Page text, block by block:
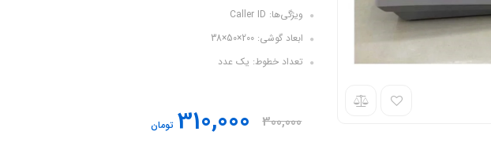
ویژگی‌ها: Caller ID
ابعاد گوشی: 200×50×38
تعداد خطوط: یک عدد
300,000
310,000 تومان